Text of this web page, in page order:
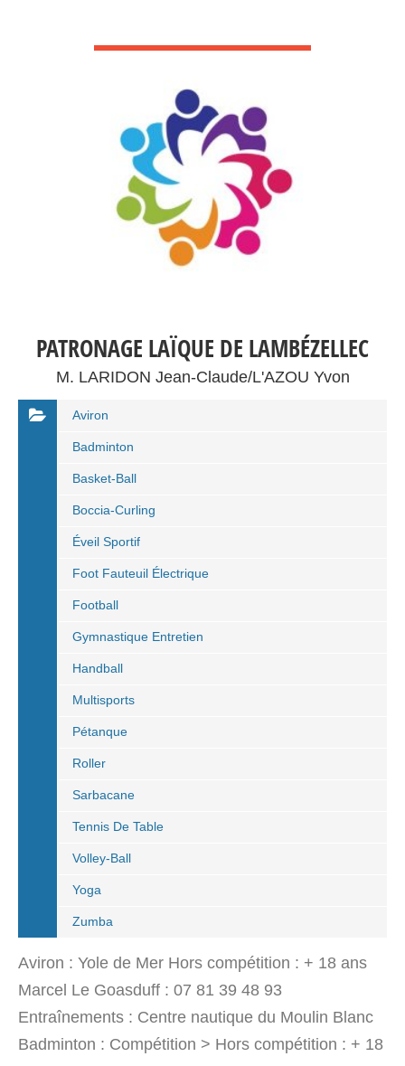
PATRONAGE LAÏQUE DE LAMBÉZELLEC
M. LARIDON Jean-Claude/L'AZOU Yvon
Aviron
Badminton
Basket-Ball
Boccia-Curling
Éveil Sportif
Foot Fauteuil Électrique
Football
Gymnastique Entretien
Handball
Multisports
Pétanque
Roller
Sarbacane
Tennis De Table
Volley-Ball
Yoga
Zumba
Aviron : Yole de Mer Hors compétition : + 18 ans
Marcel Le Goasduff : 07 81 39 48 93
Entraînements : Centre nautique du Moulin Blanc
Badminton : Compétition > Hors compétition : + 18